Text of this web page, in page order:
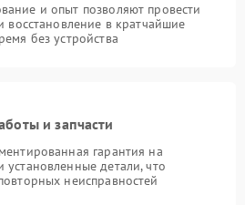
и опыт позволяют провести
восстановление в кратчайшие
без устройства
и запчасти
гарантия на
детали, что
неисправностей